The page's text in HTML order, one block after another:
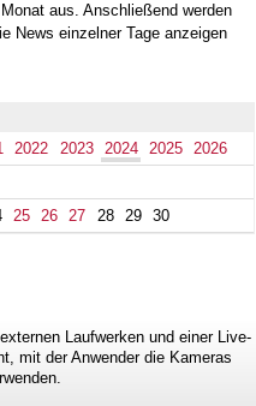
aus. Anschließend werden
News einzelner Tage anzeigen
2022 2023 2024 2025
2026
25 26 27 28 29 30
Laufwerken und einer Live-
mit der Anwender die Kameras